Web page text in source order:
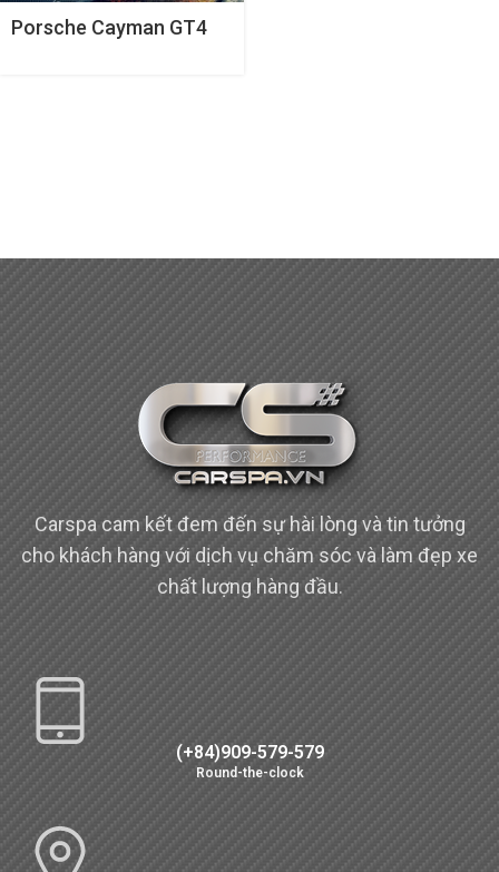
Porsche Cayman GT4
Carspa cam kết đem đến sự hài lòng và tin tưởng
cho khách hàng với dịch vụ chăm sóc và làm đẹp xe
chất lượng hàng đầu.
(+84)909-579-579
Round-the-clock